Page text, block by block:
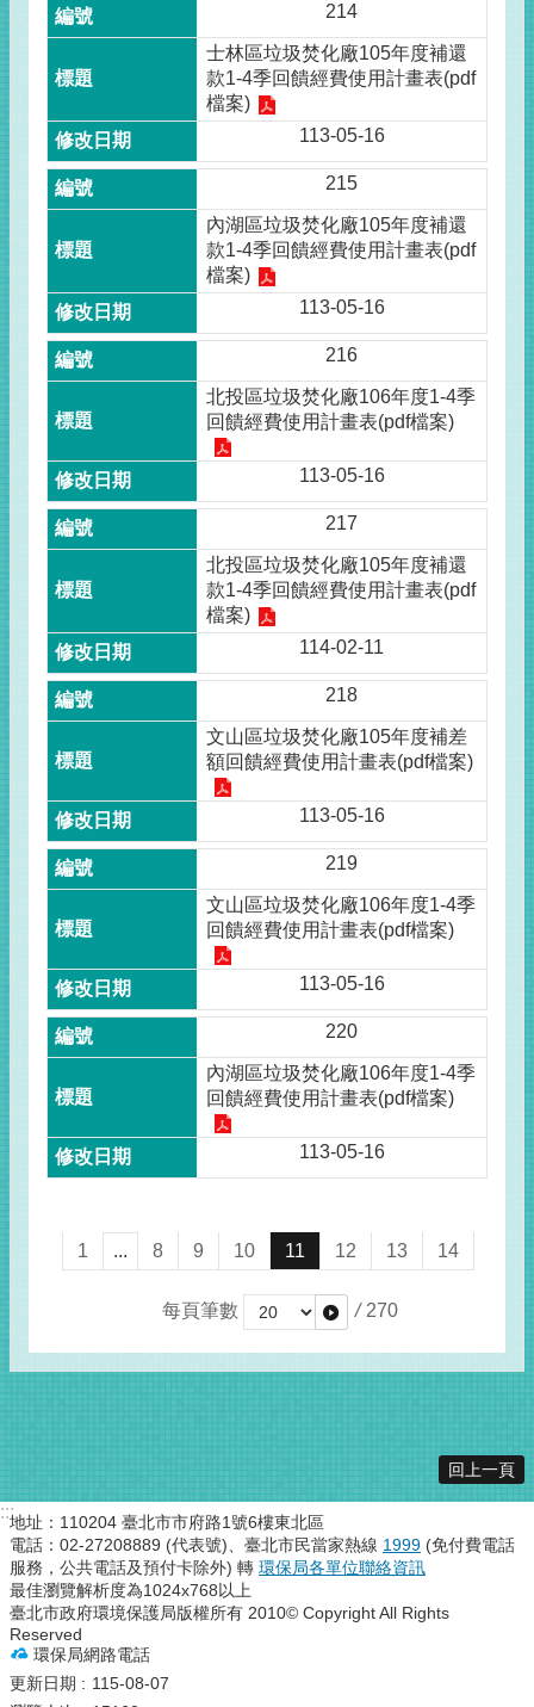
214
士林區垃圾焚化廠105年度補還
款1-4季回饋經費使用計畫表(pdf
檔案)
113-05-16
215
內湖區垃圾焚化廠105年度補還
款1-4季回饋經費使用計畫表(pdf
檔案)
113-05-16
216
北投區垃圾焚化廠106年度1-4季
回饋經費使用計畫表(pdf檔案)
113-05-16
217
北投區垃圾焚化廠105年度補還
款1-4季回饋經費使用計畫表(pdf
檔案)
114-02-11
218
文山區垃圾焚化廠105年度補差
額回饋經費使用計畫表(pdf檔案)
113-05-16
219
文山區垃圾焚化廠106年度1-4季
回饋經費使用計畫表(pdf檔案)
113-05-16
220
內湖區垃圾焚化廠106年度1-4季
回饋經費使用計畫表(pdf檔案)
113-05-16
1 ... 8 9 10 11 12 13 14
每頁筆數 / 270
回上一頁
:::地址：110204 臺北市市府路1號6樓東北區
電話：02-27208889 (代表號)、臺北市民當家熱線 1999 (免付費電話
服務，公共電話及預付卡除外) 轉 環保局各單位聯絡資訊
最佳瀏覽解析度為1024x768以上
臺北市政府環境保護局版權所有 2010© Copyright All Rights
Reserved
環保局網路電話
更新日期
115-08-07